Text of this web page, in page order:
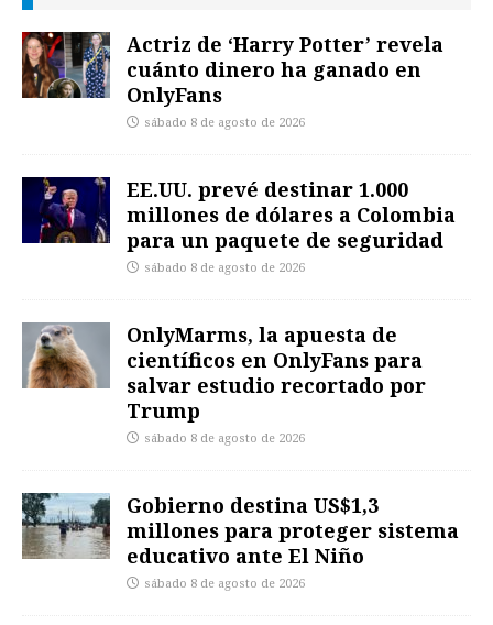
Actriz de ‘Harry Potter’ revela
cuánto dinero ha ganado en
OnlyFans
sábado 8 de agosto de 2026
EE.UU. prevé destinar 1.000
millones de dólares a Colombia
para un paquete de seguridad
sábado 8 de agosto de 2026
OnlyMarms, la apuesta de
científicos en OnlyFans para
salvar estudio recortado por
Trump
sábado 8 de agosto de 2026
Gobierno destina US$1,3
millones para proteger sistema
educativo ante El Niño
sábado 8 de agosto de 2026